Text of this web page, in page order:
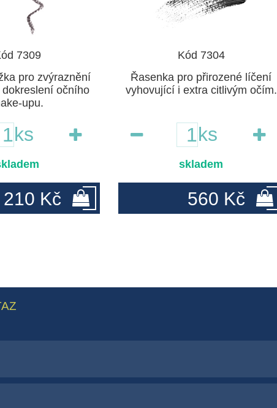
7309
pro zvýraznění
očního
upu.
ks
210 Kč
Kód 7304
Řasenka pro přirozené líčení
vyhovující i extra citlivým očím.
ks
skladem
560 Kč